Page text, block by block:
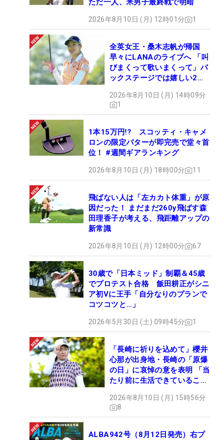
ただ一人、米男子最終戦で明暗
2026年8月10日 (月) 12時01分 1
全英女王・桑木志帆が帰国
早々にLANAのライブへ 「叫
びまくって歌いまくって」バ
ックステージでは嬉しい2シ
2026年8月10日 (月) 14時09分
1
1本15万円!? スコッティ・キャメ
ロンの限定パターが即完売で堂々首
位！ #週間ギアランキング
2026年8月10日 (月) 18時00分 11
飛ばない人は「左カカト体重」が原
因だった！ まだまだ260y飛ばす森
田理香子が考える、飛距離アップの
新常識
2026年8月10日 (月) 12時00分 67
30歳で「日本ミッド」制覇＆45歳
でプロテスト合格 飯田耕正がシニ
ア初Vに王手「自分なりのプランで
コツコツと…」
2026年5月30日 (土) 09時45分 1
「長崎に祈りを込めて」櫻井
心那が出身地・長崎の「原爆
の日」に哀悼の意を表明 「当
たり前に生活できていること
2026年8月10日 (月) 15時56分
8
ALBA942号（8月12日発売）右プ